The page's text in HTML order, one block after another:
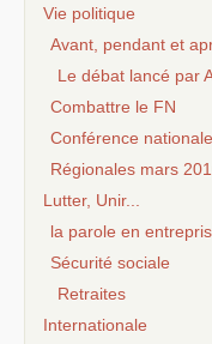
Vie politique
Avant, pendant et
Le débat lancé par
Combattre le FN
Conférence
Régionales mars
Lutter, Unir...
la parole en
Sécurité sociale
Retraites
Internationale